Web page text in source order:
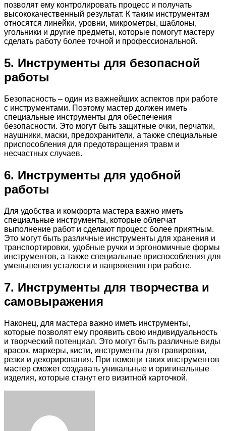
позволят ему контролировать процесс и получать
высококачественный результат. К таким инструментам
относятся линейки, уровни, микрометры, шаблоны,
угольники и другие предметы, которые помогут мастеру
сделать работу более точной и профессиональной.
5. Инструменты для безопасной
работы
Безопасность – один из важнейших аспектов при работе
с инструментами. Поэтому мастер должен иметь
специальные инструменты для обеспечения
безопасности. Это могут быть защитные очки, перчатки,
наушники, маски, предохранители, а также специальные
приспособления для предотвращения травм и
несчастных случаев.
6. Инструменты для удобной
работы
Для удобства и комфорта мастера важно иметь
специальные инструменты, которые облегчат
выполнение работ и сделают процесс более приятным.
Это могут быть различные инструменты для хранения и
транспортировки, удобные ручки и эргономичные формы
инструментов, а также специальные приспособления для
уменьшения усталости и напряжения при работе.
7. Инструменты для творчества и
самовыражения
Наконец, для мастера важно иметь инструменты,
которые позволят ему проявить свою индивидуальность
и творческий потенциал. Это могут быть различные виды
красок, маркеры, кисти, инструменты для гравировки,
резки и декорирования. При помощи таких инструментов
мастер сможет создавать уникальные и оригинальные
изделия, которые станут его визитной карточкой.